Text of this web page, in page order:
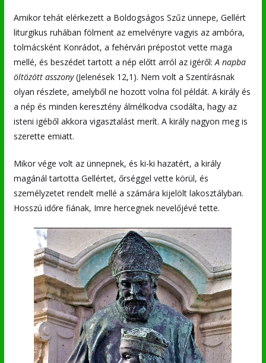
Amikor tehát elérkezett a Boldogságos Szűz ünnepe, Gellért
liturgikus ruhában fölment az emelvényre vagyis az ambóra,
tolmácsként Konrádot, a fehérvári prépostot vette maga
mellé, és beszédet tartott a nép előtt arról az igéről:A napba
öltözött asszony(Jelenések 12,1). Nem volt a Szentírásnak
olyan részlete, amelyből ne hozott volna föl példát. A király és
a nép és minden keresztény álmélkodva csodálta, hagy az
isteni igéből akkora vigasztalást merít. A király nagyon meg is
szerette emiatt.
Mikor vége volt az ünnepnek, és ki-ki hazatért, a király
magánál tartotta Gellértet, őrséggel vette körül, és
személyzetet rendelt mellé a számára kijelölt lakosztályban.
Hosszú időre fiának, Imre hercegnek nevelőjévé tette.